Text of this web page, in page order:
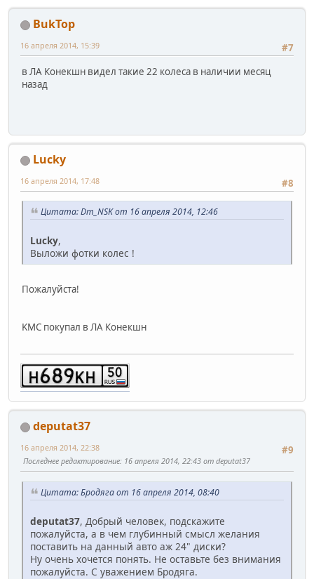
BukTop
#7
16 апреля 2014, 15:39
в ЛА Конекшн видел такие 22 колеса в наличии месяц
назад
Lucky
#8
16 апреля 2014, 17:48
Цитата: Dm_NSK от 16 апреля 2014, 12:46
Lucky,
Выложи фотки колес !
Пожалуйста!
KMC покупал в ЛА Конекшн
deputat37
#9
16 апреля 2014, 22:38
Последнее редактирование: 16 апреля 2014, 22:43 от deputat37
Цитата: Бродяга от 16 апреля 2014, 08:40
deputat37, Добрый человек, подскажите
пожалуйста, а в чем глубинный смысл желания
поставить на данный авто аж 24" диски?
Ну очень хочется понять. Не оставьте без внимания
пожалуйста. С уважением Бродяга.